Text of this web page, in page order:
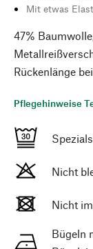
Mit etwas
47%
Rückenlänge
Pflegehinweise
Nicht
Nicht
Bügeln